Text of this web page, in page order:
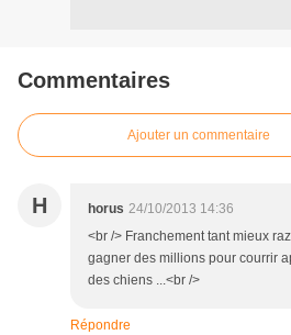
Commentaires
Ajouter un commentaire
H horus 24/10/2013 14:36
<br /> Franchement tant mieux
gagner des millions pour courrir
des chiens ...<br />
Répondre